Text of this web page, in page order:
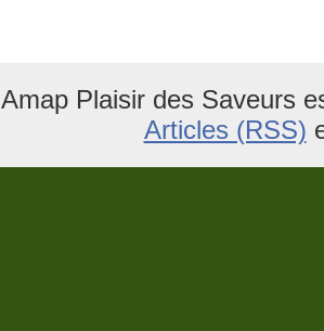
Amap Plaisir des Saveurs
Articles (RSS)